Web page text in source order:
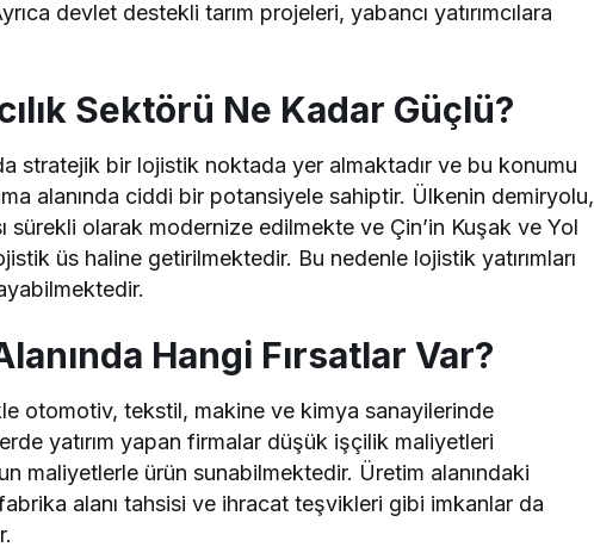
devlet destekli tarım projeleri, yabancı yatırımcılara
Sektörü Ne Kadar Güçlü?
stratejik bir lojistik noktada yer almaktadır ve bu konumu
alanında ciddi bir potansiyele sahiptir. Ülkenin demiryolu,
sürekli olarak modernize edilmekte ve Çin’in Kuşak ve Yol
üs haline getirilmektedir. Bu nedenle lojistik yatırımları
Hangi Fırsatlar Var?
otomotiv, tekstil, makine ve kimya sanayilerinde
yatırım yapan firmalar düşük işçilik maliyetleri
maliyetlerle ürün sunabilmektedir. Üretim alanındaki
alanı tahsisi ve ihracat teşvikleri gibi imkanlar da